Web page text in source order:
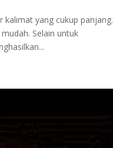
yang cukup panjang.
Selain untuk